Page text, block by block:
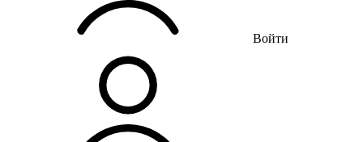
Войти